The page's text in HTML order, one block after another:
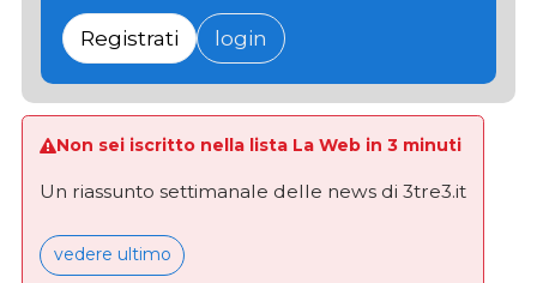
Registrati login
Non sei iscritto nella lista La Web in 3 minuti
Un riassunto settimanale delle news di 3tre3.it
vedere ultimo